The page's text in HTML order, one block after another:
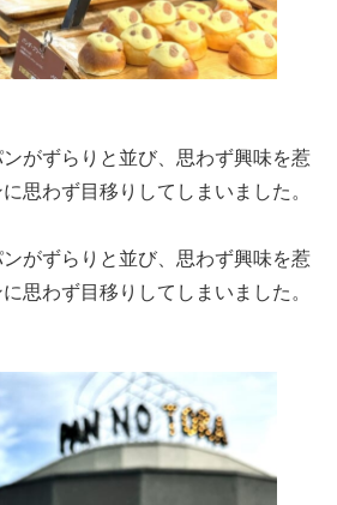
がずらりと並び、思わず興味を惹
思わず目移りしてしまいました。
がずらりと並び、思わず興味を惹
思わず目移りしてしまいました。